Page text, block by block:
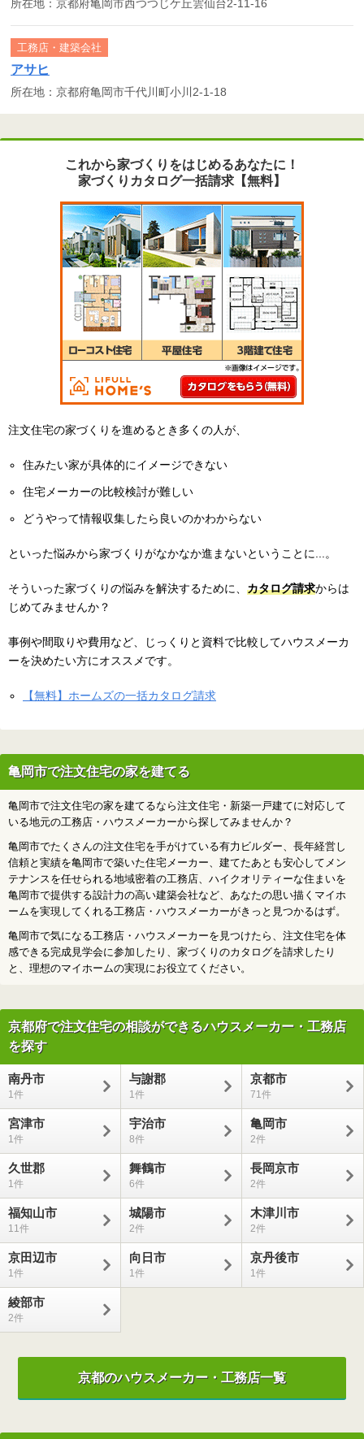
所在地：京都府亀岡市西つつじケ丘雲仙台2-11-16
アサヒ
所在地：京都府亀岡市千代川町小川2-1-18
工務店・建築会社
これから家づくりをはじめるあなたに！
家づくりカタログ一括請求【無料】
注文住宅の家づくりを進めるとき多くの人が、
住みたい家が具体的にイメージできない
住宅メーカーの比較検討が難しい
どうやって情報収集したら良いのかわからない
といった悩みから家づくりがなかなか進まないということに...。
そういった家づくりの悩みを解決するために、 カタログ請求からは
じめてみませんか？
事例や間取りや費用など、じっくりと資料で比較してハウスメーカ
ーを決めたい方にオススメです。
【無料】ホームズの一括カタログ請求
亀岡市で注文住宅の家を建てる
亀岡市で注文住宅の家を建てるなら注文住宅・新築一戸建てに対応して
いる地元の工務店・ハウスメーカーから探してみませんか？
亀岡市でたくさんの注文住宅を手がけている有力ビルダー、長年経営し
信頼と実績を亀岡市で築いた住宅メーカー、建てたあとも安心してメン
テナンスを任せられる地域密着の工務店、ハイクオリティーな住まいを
亀岡市で提供する設計力の高い建築会社など、あなたの思い描くマイホ
ームを実現してくれる工務店・ハウスメーカーがきっと見つかるはず。
亀岡市で気になる工務店・ハウスメーカーを見つけたら、注文住宅を体
感できる完成見学会に参加したり、家づくりのカタログを請求したり
と、理想のマイホームの実現にお役立てください。
京都府で注文住宅の相談ができるハウスメーカー・工務店
を探す
南丹市
1
与謝郡
1
京都市
71
宮津市
1
宇治市
8
亀岡市
2
久世郡
1
舞鶴市
6
長岡京市
2
福知山市
11
城陽市
2
木津川市
2
京田辺市
1
向日市
1
京丹後市
1
綾部市
2
京都のハウスメーカー・工務店一覧